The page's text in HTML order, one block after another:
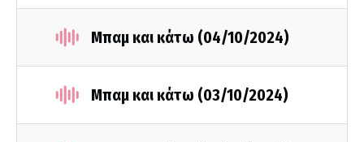
Μπαμ και κάτω (04/10/2024)
Μπαμ και κάτω (03/10/2024)